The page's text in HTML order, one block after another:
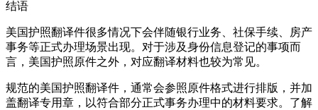
结语
美国护照翻译件很多情况下会伴随银行业务、社保手续、房产
事务等正式办理场景出现。对于涉及身份信息登记的事项而
言，美国护照原件之外，对应翻译材料也较为常见。
规范的美国护照翻译件，通常会参照原件格式进行排版，并加
盖翻译专用章，以符合部分正式事务办理中的材料要求。了解